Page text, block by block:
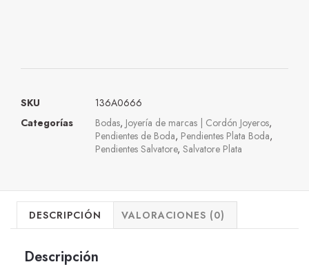
SKU
136A0666
Categorías
Bodas, Joyería de marcas | Cordón Joyeros,
Pendientes de Boda, Pendientes Plata Boda,
Pendientes Salvatore, Salvatore Plata
DESCRIPCIÓN VALORACIONES (0)
Descripción